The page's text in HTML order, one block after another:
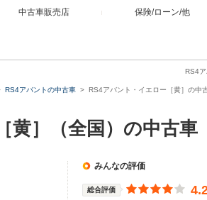
中古車販売店 保険/ローン/他
RS4
RS4アバントの中古車 RS4アバント・イエロー［黄］の中
黄］（全国）の中古車
みんなの評価
総合評価